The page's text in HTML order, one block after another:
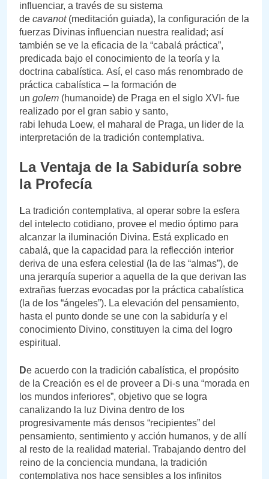
influenciar, a través de su sistema
de cavanot(meditación guiada), la configuración de la
fuerzas Divinas influencian nuestra realidad; así
también se ve la eficacia de la “cabalá práctica”,
predicada bajo el conocimiento de la teoría y la
doctrina cabalística. Así, el caso más renombrado de
práctica cabalística – la formación de
un golem (humanoide) de Praga en el siglo XVI- fue
realizado por el gran sabio y santo,
rabi Iehuda Loew, el maharal de Praga, un lider de la
interpretación de la tradición contemplativa.
La Ventaja de la Sabiduría sobre
la Profecía
La tradición contemplativa, al operar sobre la esfera
del intelecto cotidiano, provee el medio óptimo para
alcanzar la iluminación Divina. Está explicado en
cabalá, que la capacidad para la reflección interior
deriva de una esfera celestial (la de las “almas”), de
una jerarquía superior a aquella de la que derivan las
extrañas fuerzas evocadas por la práctica cabalística
(la de los “ángeles”). La elevación del pensamiento,
hasta el punto donde se une con la sabiduría y el
conocimiento Divino, constituyen la cima del logro
espiritual.
De acuerdo con la tradición cabalística, el propósito
de la Creación es el de proveer a Di-s una “morada en
los mundos inferiores”, objetivo que se logra
canalizando la luz Divina dentro de los
progresivamente más densos “recipientes” del
pensamiento, sentimiento y acción humanos, y de allí
al resto de la realidad material. Trabajando dentro del
reino de la conciencia mundana, la tradición
contemplativa nos hace sensibles a los infinitos